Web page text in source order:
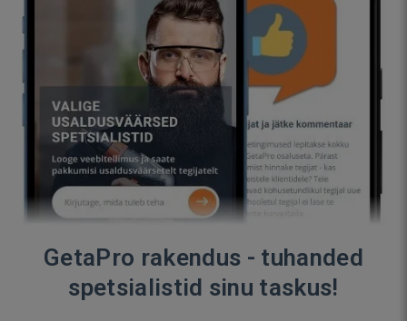
GetaPro rakendus - tuhanded
spetsialistid sinu taskus!